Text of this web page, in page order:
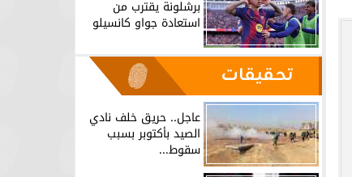
برشلونة يقترب من
استعادة جواو كانسيلو
تحقيقات
عاجل.. حريق خلف نادي
الصيد بأكتوبر بسبب
سقوط...